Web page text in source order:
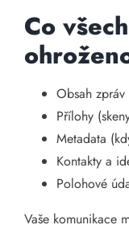
Co
Obsah
Přílohy
Metadata
Kontakty a
Polohové
Vaše komunikace